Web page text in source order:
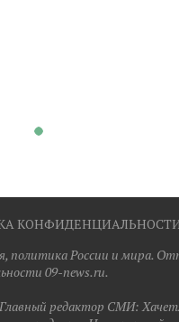
КОНФИДЕНЦИАЛЬНОСТИ
России и мира.
09-news.ru.
редактор СМИ: